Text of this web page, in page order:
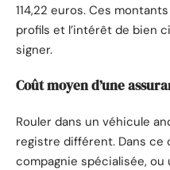
114,22 euros. Ces
profils et l’intérêt de bien
signer.
Coût moyen d’une
Rouler dans un véhicule
registre différent. Dans ce
compagnie spécialisée,